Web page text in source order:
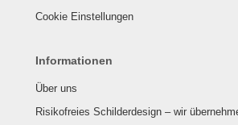
Cookie Einstellungen
Informationen
Über uns
Risikofreies Schilderdesign – wir